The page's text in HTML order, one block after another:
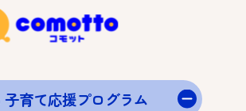
育て応援プログラム